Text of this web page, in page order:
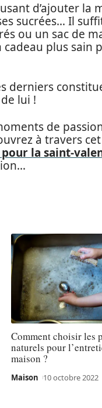
d’ajouter la
sucrées… Il
ou un sac de
plus sain
derniers
lui !
de
à travers
la saint-
Comment choisir les
naturels pour
maison ?
Maison 10 octobre 2022